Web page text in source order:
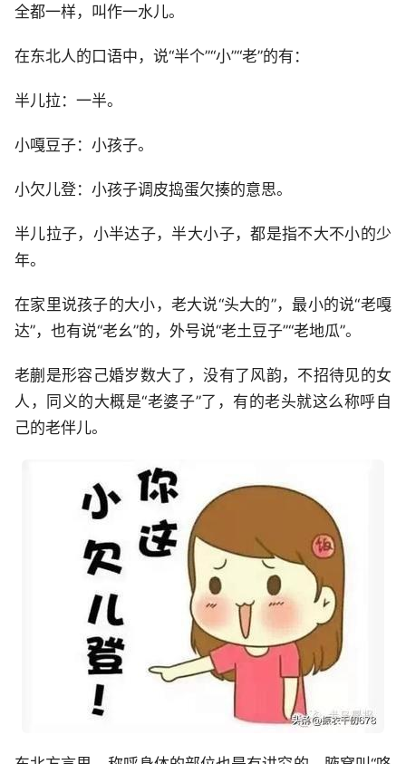
全都一样，叫作一水儿。
在东北人的口语中，说“半个”“小”“老”的有：
半儿拉：一半。
小嘎豆子：小孩子。
小欠儿登：小孩子调皮捣蛋欠揍的意思。
半儿拉子，小半达子，半大小子，都是指不大不小的少
年。
在家里说孩子的大小，老大说“头大的”，最小的说“老嘎
达”，也有说“老幺”的，外号说“老土豆子”“老地瓜”。
老蒯是形容己婚岁数大了，没有了风韵，不招待见的女
人，同义的大概是“老婆子”了，有的老头就这么称呼自
己的老伴儿。